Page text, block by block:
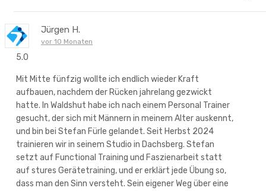
Jürgen H.
vor 10 Monaten
5.0
Mit Mitte fünfzig wollte ich endlich wieder Kraft
aufbauen, nachdem der Rücken jahrelang gezwickt
hatte. In Waldshut habe ich nach einem Personal Trainer
gesucht, der sich mit Männern in meinem Alter auskennt,
und bin bei Stefan Fürle gelandet. Seit Herbst 2024
trainieren wir in seinem Studio in Dachsberg. Stefan
setzt auf Functional Training und Faszienarbeit statt
auf stures Gerätetraining, und er erklärt jede Übung so,
dass man den Sinn versteht. Sein eigener Weg über eine